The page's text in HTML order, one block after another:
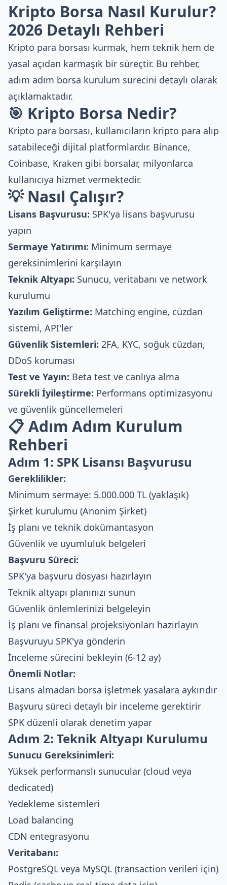
Kripto Borsa Nasıl Kurulur?
2026 Detaylı Rehberi
Kripto para borsası kurmak, hem teknik hem de
yasal açıdan karmaşık bir süreçtir. Bu rehber,
adım adım borsa kurulum sürecini detaylı olarak
açıklamaktadır.
🎯 Kripto Borsa Nedir?
Kripto para borsası, kullanıcıların kripto para alıp
satabileceği dijital platformlardır. Binance,
Coinbase, Kraken gibi borsalar, milyonlarca
kullanıcıya hizmet vermektedir.
💡 Nasıl Çalışır?
Lisans Başvurusu: SPK'ya lisans başvurusu
yapın
Sermaye Yatırımı: Minimum sermaye
gereksinimlerini karşılayın
Teknik Altyapı: Sunucu, veritabanı ve network
kurulumu
Yazılım Geliştirme: Matching engine, cüzdan
sistemi, API'ler
Güvenlik Sistemleri: 2FA, KYC, soğuk cüzdan,
DDoS koruması
Test ve Yayın: Beta test ve canlıya alma
Sürekli İyileştirme: Performans optimizasyonu
ve güvenlik güncellemeleri
📋 Adım Adım Kurulum
Rehberi
Adım 1: SPK Lisansı Başvurusu
Gereklilikler:
Minimum sermaye: 5.000.000 TL (yaklaşık)
Şirket kurulumu (Anonim Şirket)
İş planı ve teknik dokümantasyon
Güvenlik ve uyumluluk belgeleri
Başvuru Süreci:
SPK'ya başvuru dosyası hazırlayın
Teknik altyapı planınızı sunun
Güvenlik önlemlerinizi belgeleyin
İş planı ve finansal projeksiyonları hazırlayın
Başvuruyu SPK'ya gönderin
İnceleme sürecini bekleyin (6-12 ay)
Önemli Notlar:
Lisans almadan borsa işletmek yasalara aykırıdır
Başvuru süreci detaylı bir inceleme gerektirir
SPK düzenli olarak denetim yapar
Adım 2: Teknik Altyapı Kurulumu
Sunucu Gereksinimleri:
Yüksek performanslı sunucular (cloud veya
dedicated)
Yedekleme sistemleri
Load balancing
CDN entegrasyonu
Veritabanı:
PostgreSQL veya MySQL (transaction verileri için)